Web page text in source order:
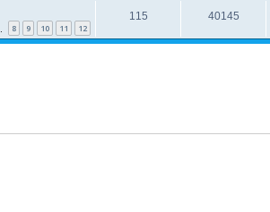
8 9 10 11 12
115 40145